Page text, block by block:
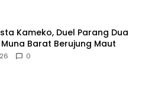
Kameko, Duel Parang Dua
Barat Berujung Maut
0